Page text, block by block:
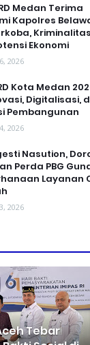
Medan Terima
Kapolres
Kriminalitas
Ekonomi
2026
Kota Medan
Digitalisasi,
Pembangunan
2026
Nasution,
Perda PBG
Layanan
2026
Tebar